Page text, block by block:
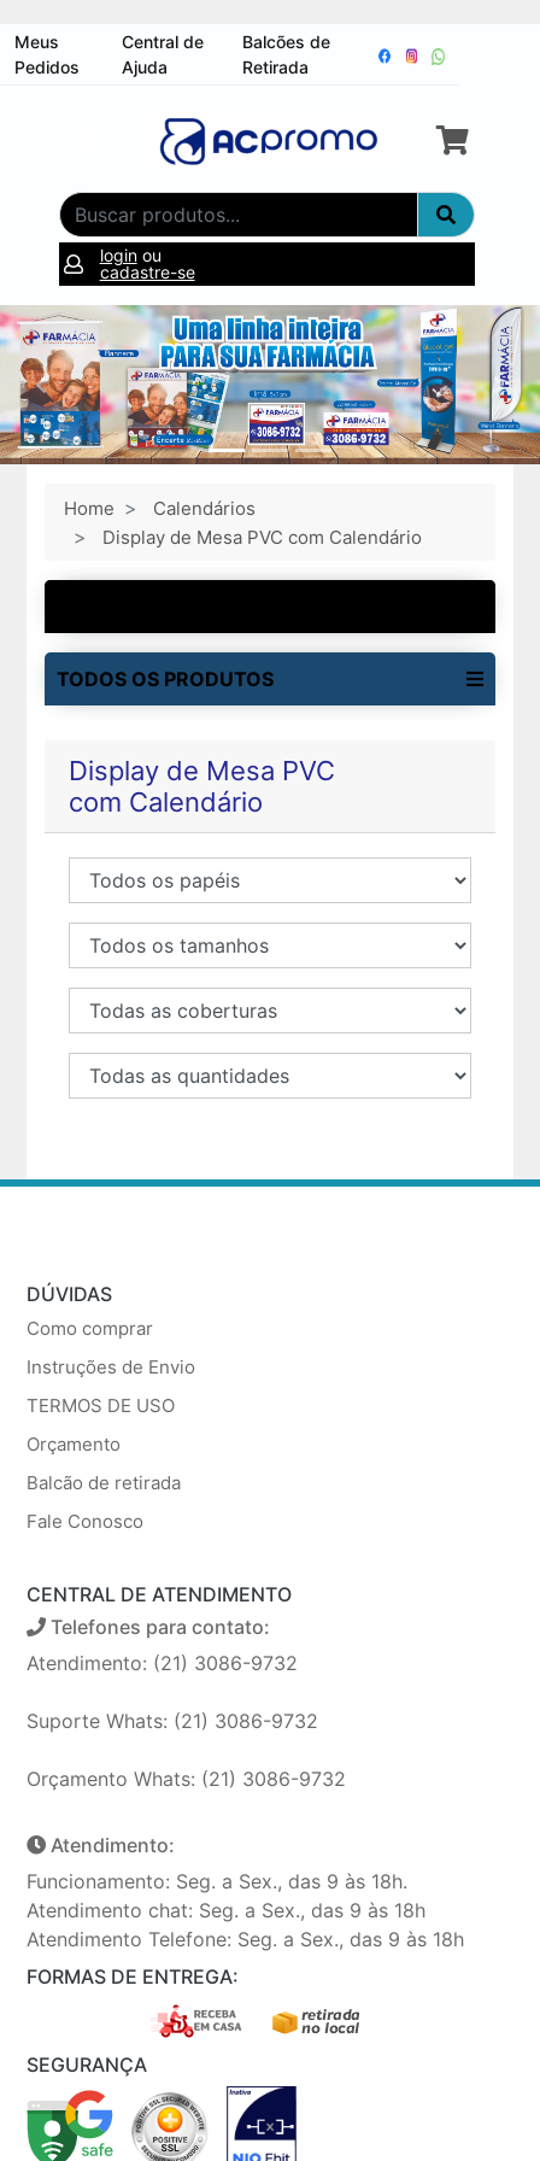
Meus
Pedidos
Central de
Ajuda
Balcões de
Retirada
loginou
cadastre-se
Home
Calendários
Display de Mesa PVC com Calendário
TODOS OS PRODUTOS
Display de Mesa PVC
com Calendário
DÚVIDAS
Como comprar
Instruções de Envio
TERMOS DE USO
Orçamento
Balcão de retirada
Fale Conosco
CENTRAL DE ATENDIMENTO
Telefones para contato:
Atendimento: (21) 3086-9732
Suporte Whats: (21) 3086-9732
Orçamento Whats: (21) 3086-9732
Atendimento:
Funcionamento: Seg. a Sex., das 9 às 18h.
Atendimento chat: Seg. a Sex., das 9 às 18h
Atendimento Telefone: Seg. a Sex., das 9 às 18h
FORMAS DE ENTREGA:
SEGURANÇA